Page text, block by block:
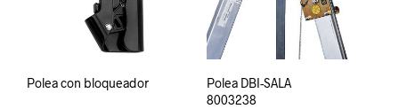
Polea con bloqueador
Polea DBI-SALA
8003238